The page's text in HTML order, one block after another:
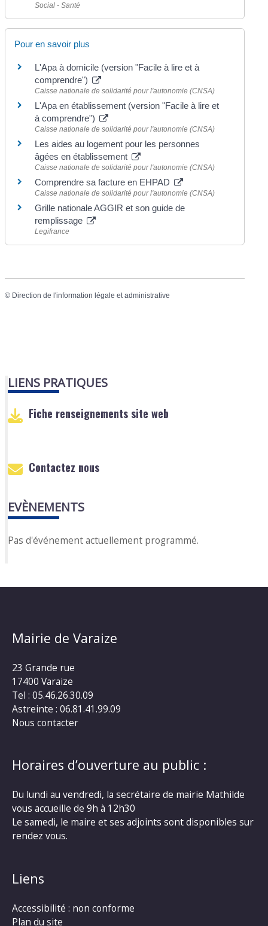
Social - Santé
Pour en savoir plus
L'Apa à domicile (version "Facile à lire et à
comprendre")
Caisse nationale de solidarité pour l'autonomie (CNSA)
L'Apa en établissement (version "Facile à lire et
à comprendre")
Caisse nationale de solidarité pour l'autonomie (CNSA)
Les aides au logement pour les personnes
âgées en établissement
Caisse nationale de solidarité pour l'autonomie (CNSA)
Comprendre sa facture en EHPAD
Caisse nationale de solidarité pour l'autonomie (CNSA)
Grille nationale AGGIR et son guide de
remplissage
Legifrance
© Direction de l'information légale et administrative
LIENS PRATIQUES
Fiche renseignements site web
Contactez nous
EVÈNEMENTS
Pas d'événement actuellement programmé.
Mairie de Varaize
23 Grande rue
17400 Varaize
Tel : 05.46.26.30.09
Astreinte : 06.81.41.99.09
Nous contacter
Horaires d’ouverture au public :
Du lundi au vendredi, la secrétaire de mairie Mathilde
vous accueille de 9h à 12h30
Le samedi, le maire et ses adjoints sont disponibles sur
rendez vous.
Liens
Accessibilité : non conforme
Plan du site